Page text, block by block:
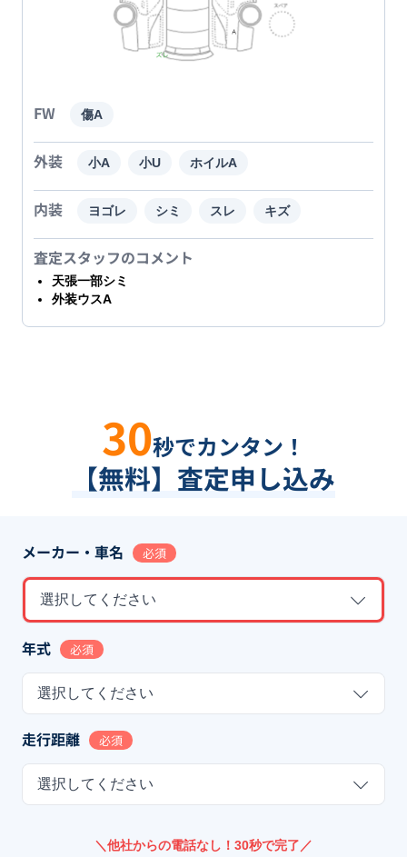
FW 傷A
外装 小A 小U ホイルA
内装 ヨゴレ シミ スレ キズ
査定スタッフのコメント
天張一部シミ
外装ウスA
30秒でカンタン！
【無料】査定申し込み
メーカー・車名 必須
選択してください
年式 必須
選択してください
走行距離 必須
選択してください
＼他社からの電話なし！30秒で完了／